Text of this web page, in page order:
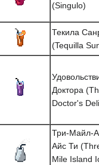
(Singulo)
Текила
(Tequilla
Доктора
Doctor's
Три-Майл-
Айс Ти
Mile Island